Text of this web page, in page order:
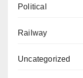
Political
Railway
Uncategorized